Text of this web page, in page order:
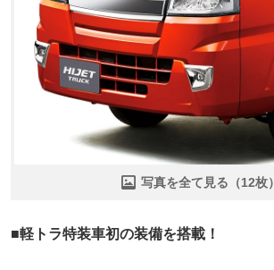
写真を全て見る（12枚）
■軽トラ特装車初の装備を搭載！